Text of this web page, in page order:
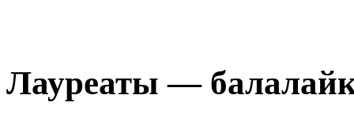
Лауреаты —